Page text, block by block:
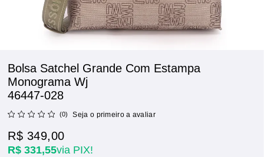
Bolsa Satchel Grande Com Estampa
Monograma Wj
46447-028
(0) Seja o primeiro a avaliar
R$ 331,55via PIX!
R$ 349,00